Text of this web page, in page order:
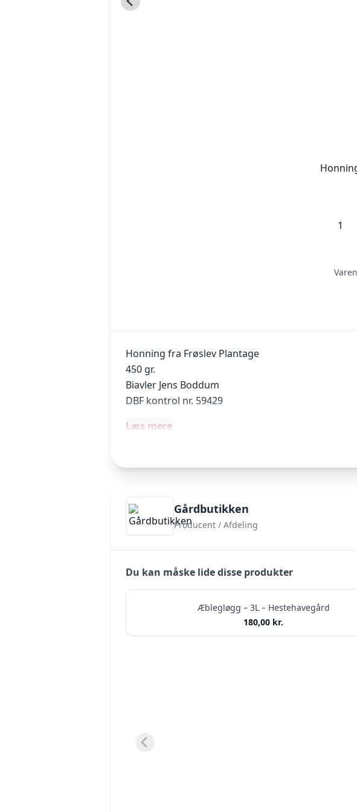
Honning fra Frøslev Plantage
450 gr.
Biavler Jens Boddum
DBF kontrol nr. 59429
Læs mere
Gårdbutikken
Producent / Afdeling
Du kan måske lide disse produkter
Æblegløgg – 3L – Hestehavegård
180,00 kr.